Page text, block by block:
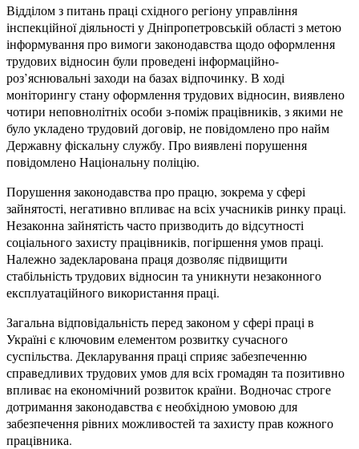
Відділом з питань праці східного регіону управління
інспекційної діяльності у Дніпропетровській області з метою
інформування про вимоги законодавства щодо оформлення
трудових відносин були проведені інформаційно-
роз’яснювальні заходи на базах відпочинку. В ході
моніторингу стану оформлення трудових відносин, виявлено
чотири неповнолітніх особи з-поміж працівників, з якими не
було укладено трудовий договір, не повідомлено про найм
Державну фіскальну службу. Про виявлені порушення
повідомлено Національну поліцію.
Порушення законодавства про працю, зокрема у сфері
зайнятості, негативно впливає на всіх учасників ринку праці.
Незаконна зайнятість часто призводить до відсутності
соціального захисту працівників, погіршення умов праці.
Належно задекларована праця дозволяє підвищити
стабільність трудових відносин та уникнути незаконного
експлуатаційного використання праці.
Загальна відповідальність перед законом у сфері праці в
Україні є ключовим елементом розвитку сучасного
суспільства. Декларування праці сприяє забезпеченню
справедливих трудових умов для всіх громадян та позитивно
впливає на економічний розвиток країни. Водночас строге
дотримання законодавства є необхідною умовою для
забезпечення рівних можливостей та захисту прав кожного
працівника.